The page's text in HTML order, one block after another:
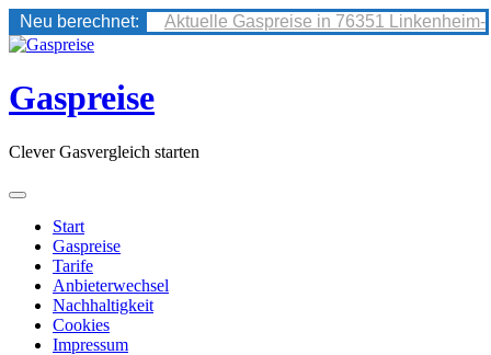
Neu berechnet:
Aktuelle Gaspreise in 76351 Linkenheim-
Skip
content
Gaspreise
Clever Gasvergleich starten
Start
Gaspreise
Tarife
Anbieterwechsel
Nachhaltigkeit
Cookies
Impressum